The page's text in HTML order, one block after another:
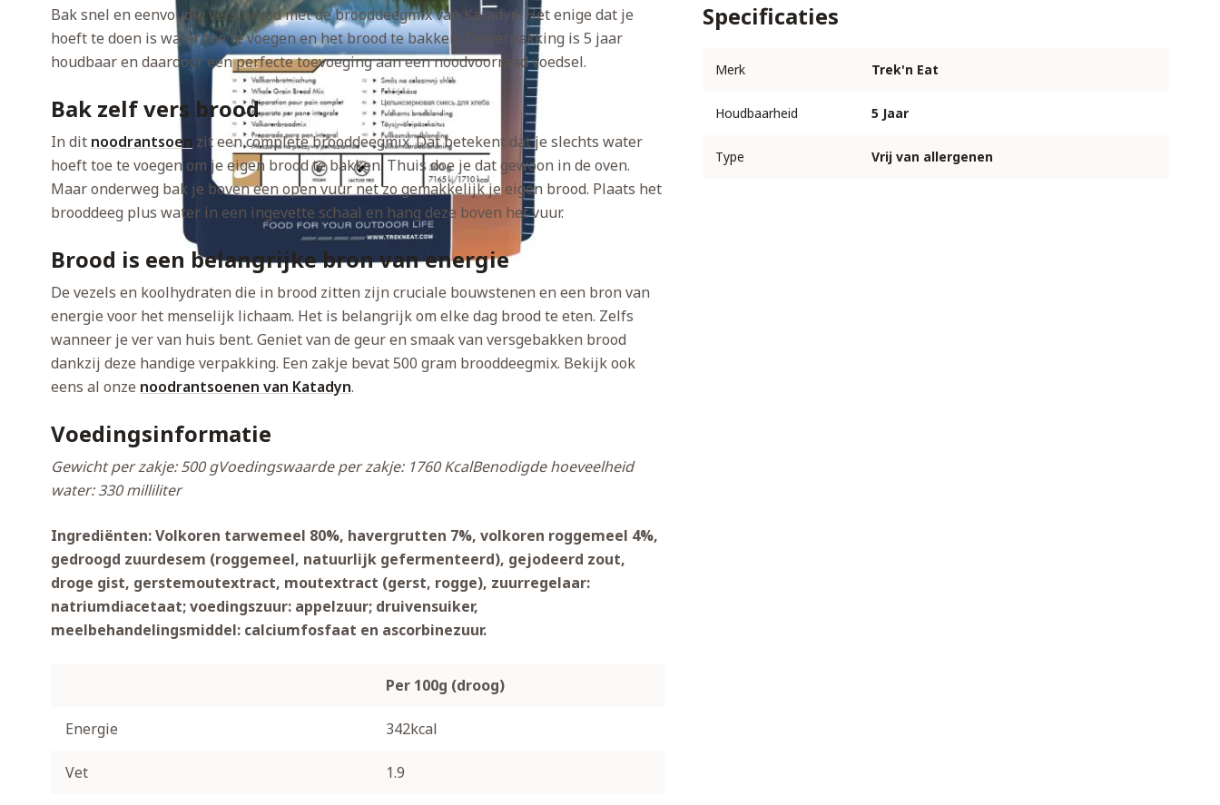
Bak snel en eenvoudig vers brood met de brooddeegmix van Katadyn. Het enige dat je
hoeft te doen is water toe te voegen en het brood te bakken. De verpakking is 5 jaar
houdbaar en daardoor een perfecte toevoeging aan een noodvoorraad voedsel.
Bak zelf vers brood
In dit noodrantsoen zit een complete brooddeegmix. Dat betekent dat je slechts water
hoeft toe te voegen om je eigen brood te bakken. Thuis doe je dat gewoon in de oven.
Maar onderweg bak je boven een open vuur net zo gemakkelijk je eigen brood. Plaats het
brooddeeg plus water in een ingevette schaal en hang deze boven het vuur.
Brood is een belangrijke bron van energie
De vezels en koolhydraten die in brood zitten zijn cruciale bouwstenen en een bron van
energie voor het menselijk lichaam. Het is belangrijk om elke dag brood te eten. Zelfs
wanneer je ver van huis bent. Geniet van de geur en smaak van versgebakken brood
dankzij deze handige verpakking. Een zakje bevat 500 gram brooddeegmix. Bekijk ook
eens al onze noodrantsoenen van Katadyn.
Voedingsinformatie
Gewicht per zakje: 500 gVoedingswaarde per zakje: 1760 KcalBenodigde hoeveelheid
water: 330 milliliter
Ingrediënten: Volkoren tarwemeel 80%, havergrutten 7%, volkoren roggemeel 4%,
gedroogd zuurdesem (roggemeel, natuurlijk gefermenteerd), gejodeerd zout,
droge gist, gerstemoutextract, moutextract (gerst, rogge), zuurregelaar:
natriumdiacetaat; voedingszuur: appelzuur; druivensuiker,
meelbehandelingsmiddel: calciumfosfaat en ascorbinezuur.
Per 100g (droog)
Energie 342kcal
Vet 1.9
Specificaties
Merk Trek'n Eat
Houdbaarheid 5 Jaar
Type Vrij van allergenen